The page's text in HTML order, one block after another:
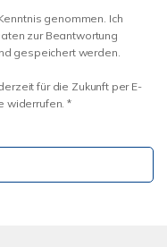
genommen. Ich
zur Beantwortung
gespeichert werden.
für die Zukunft per E-
widerrufen. *